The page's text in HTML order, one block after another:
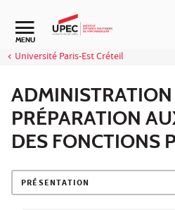
Aller au contenu
Navigation secondaire
MENU
Université Paris-Est Créteil
PRÉPARATION
DES FONCTIONS
PRÉSENTATION